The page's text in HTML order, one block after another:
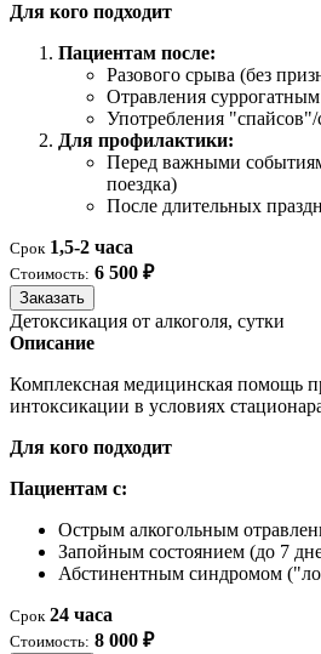
Для кого подходит
Пациентам после:
Разового срыва (без
Отравления
Употребления "спайсов"/
Для профилактики:
Перед важными
поездка)
После длительных
Срок 1,5-2 часа
Стоимость: 6 500 ₽
Заказать
Детоксикация от алкоголя, сутки
Описание
Комплексная медицинская помощь
интоксикации в условиях
Для кого подходит
Пациентам с:
Острым алкогольным
Запойным состоянием (до 7
Абстинентным синдромом
Срок 24 часа
Стоимость: 8 000 ₽